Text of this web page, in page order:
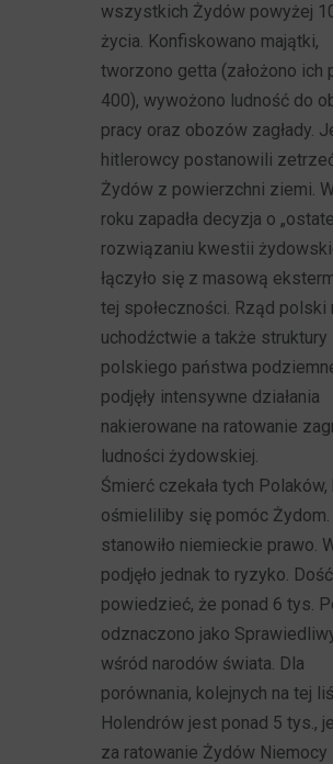
wszystkich Żydów powyżej
życia. Konfiskowano majątki,
tworzono getta (założono ich
400), wywożono ludność do
pracy oraz obozów zagłady.
hitlerowcy postanowili
Żydów z powierzchni ziemi.
roku zapadła decyzja o
rozwiązaniu kwestii
łączyło się z masową
tej społeczności. Rząd polski
uchodźctwie a także struktury
polskiego państwa
podjęły intensywne działania
nakierowane na ratowanie
ludności żydowskiej.
Śmierć czekała tych
ośmieliliby się pomóc Żydom.
stanowiło niemieckie prawo.
podjęło jednak to ryzyko. Dość
powiedzieć, że ponad 6 tys.
odznaczono jako
wśród narodów świata. Dla
porównania, kolejnych na tej
Holendrów jest ponad 5 tys.,
za ratowanie Żydów Niemocy